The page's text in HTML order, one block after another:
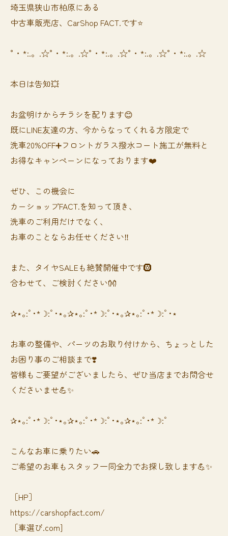
埼玉県狭山市柏原にある
中古車販売店、CarShop FACT.です⭐️
°・*:.。.☆°・*:.。.☆°・*:.。.☆°・*:.。.☆°・*:.。.☆
本日は告知💥
お盆明けからチラシを配ります😊
既にLINE友達の方、今からなってくれる方限定で
洗車20%OFF➕フロントガラス撥水コート施工が無料と
お得なキャンペーンになっております❤️
ぜひ、この機会に
カーショップFACT.を知って頂き、
洗車のご利用だけでなく、
お車のことならお任せください‼️
また、タイヤSALEも絶賛開催中です🛞
合わせて、ご検討ください👐
✰⋆｡:ﾟ･*☽:ﾟ･⋆｡✰⋆｡:ﾟ･*☽:ﾟ･⋆｡✰⋆｡:ﾟ･*☽:ﾟ･⋆
お車の整備や、パーツのお取り付けから、ちょっとした
お困り事のご相談まで❣️
皆様もご要望がございましたら、ぜひ当店までお問合せ
くださいませ💪✨
✰⋆｡:ﾟ･*☽:ﾟ･⋆｡✰⋆｡:ﾟ･*☽:ﾟ･⋆｡✰⋆｡:ﾟ･*☽:ﾟ
⁡⁡⁡こんなお車に乗りたい🚗
ご希望のお車もスタッフ一同全力でお探し致します💪✨
［HP］
https://carshopfact.com/
［車選び.com]